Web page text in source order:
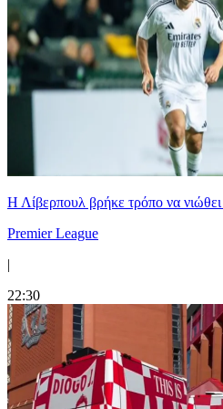
Η Λίβερπουλ βρήκε τρόπο να
Premier League
|
22:30